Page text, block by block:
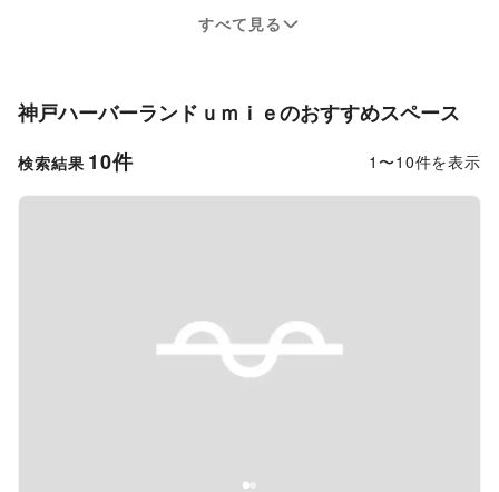
すべて見る
神戸ハーバーランドｕｍｉｅのおすすめスペース
検索結果 10件 1 〜10件を表示
Previous slide